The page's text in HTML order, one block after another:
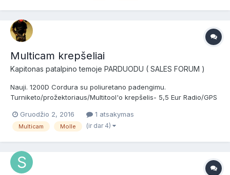
Multicam krepšeliai
Kapitonas patalpino temoje PARDUODU ( SALES FORUM )
Nauji. 1200D Cordura su poliuretano padengimu.
Turniketo/prožektoriaus/Multitool'o krepšelis- 5,5 Eur Radio/GPS
krepšelis 1x granatai- 9,5 eur atviras 1x M4 (AK47) krepšelis- 9,5
Eur uždaras 2x M4 (AK47) krepšelis- 11 Eur atviras 1x M4 (...
Gruodžio 2, 2016 1 atsakymas
Multicam Molle (ir dar 4)